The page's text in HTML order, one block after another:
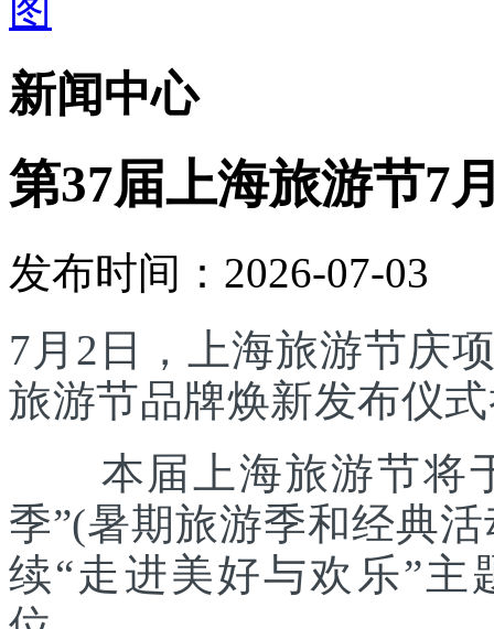
新闻中心
第37届上海旅游节7
发布时间：2026-07-03
7月2日，上海旅游节庆
旅游节品牌焕新发布仪
本届上海旅游节将于
季”(暑期旅游季和经典
续“走进美好与欢乐”主